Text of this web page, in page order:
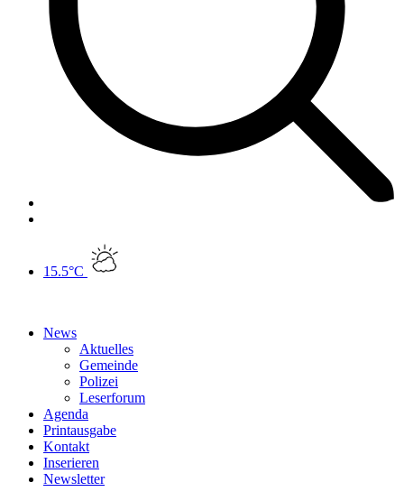
15.5°C
News
Aktuelles
Gemeinde
Polizei
Leserforum
Agenda
Printausgabe
Kontakt
Inserieren
Newsletter